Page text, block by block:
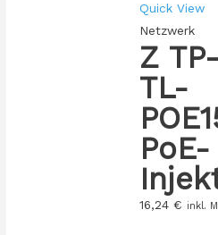
Quick View
Netzwerk
Z
TL-
PoE-
16,24 € inkl.